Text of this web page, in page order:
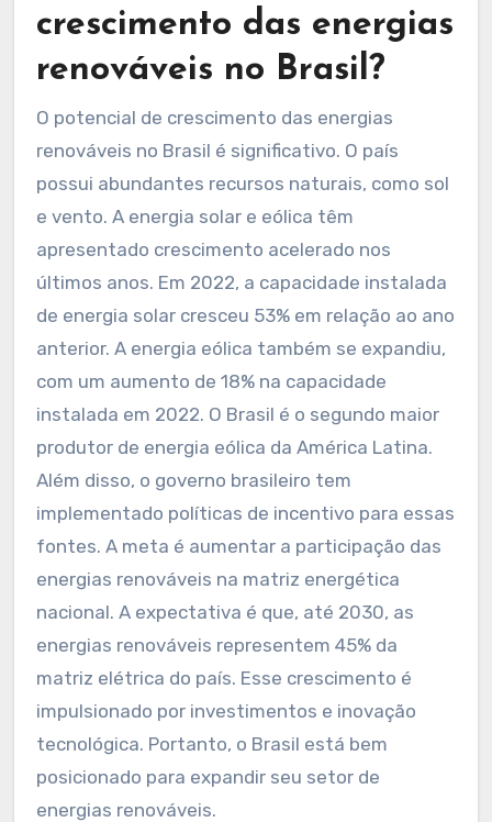
crescimento das energias
renováveis no Brasil?
O potencial de crescimento das energias
renováveis no Brasil é significativo. O país
possui abundantes recursos naturais, como sol
e vento. A energia solar e eólica têm
apresentado crescimento acelerado nos
últimos anos. Em 2022, a capacidade instalada
de energia solar cresceu 53% em relação ao ano
anterior. A energia eólica também se expandiu,
com um aumento de 18% na capacidade
instalada em 2022. O Brasil é o segundo maior
produtor de energia eólica da América Latina.
Além disso, o governo brasileiro tem
implementado políticas de incentivo para essas
fontes. A meta é aumentar a participação das
energias renováveis na matriz energética
nacional. A expectativa é que, até 2030, as
energias renováveis representem 45% da
matriz elétrica do país. Esse crescimento é
impulsionado por investimentos e inovação
tecnológica. Portanto, o Brasil está bem
posicionado para expandir seu setor de
energias renováveis.